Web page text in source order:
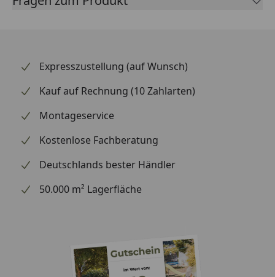
Expresszustellung (auf Wunsch)
Kauf auf Rechnung (10 Zahlarten)
Montageservice
Kostenlose Fachberatung
Deutschlands bester Händler
50.000 m² Lagerfläche